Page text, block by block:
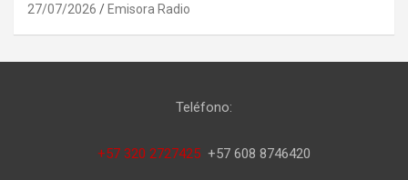
27/07/2026 Emisora Radio
Teléfono:
+57 320 2727425 +57 608 8746420